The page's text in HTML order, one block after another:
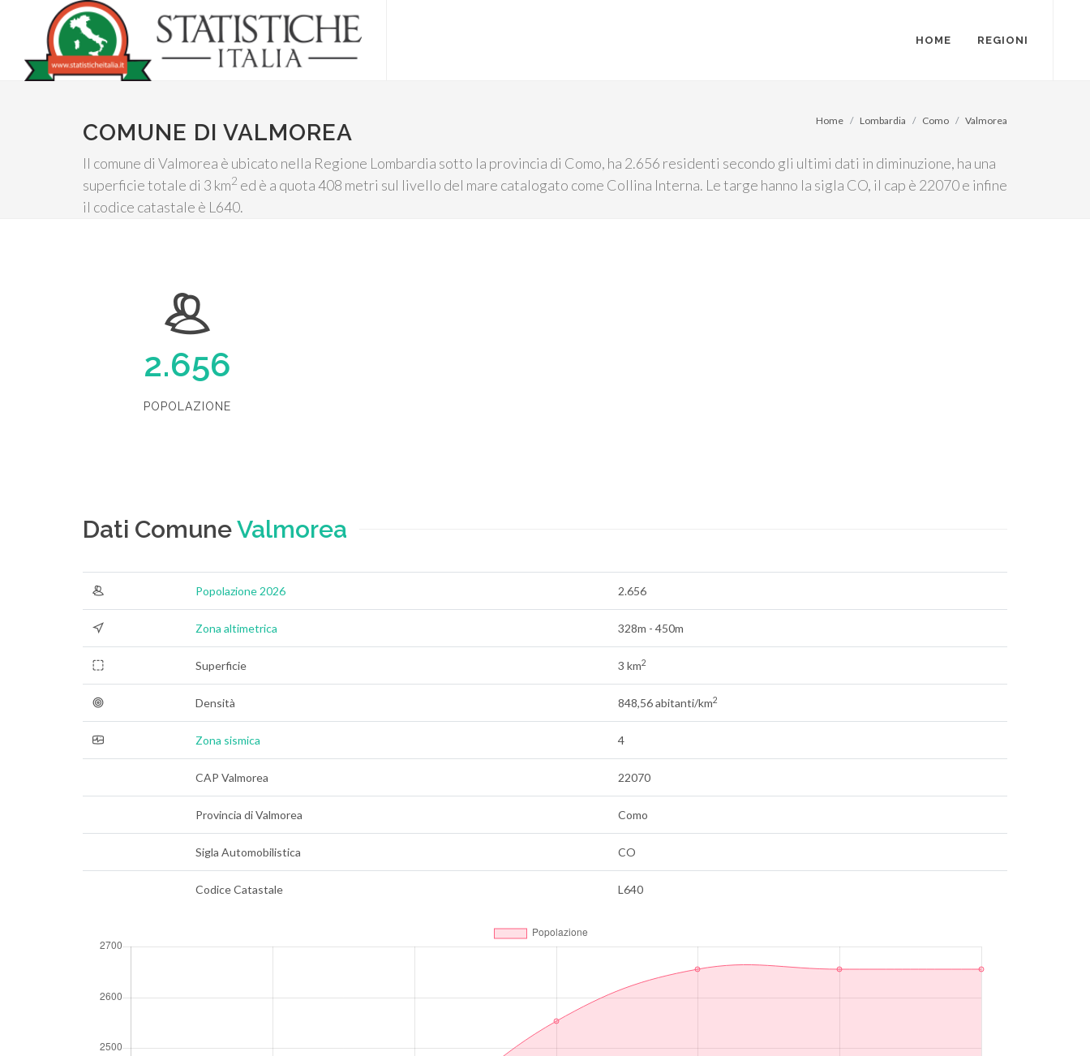
HOME REGIONI
COMUNE DI VALMOREA
Il comune di Valmorea è ubicato nella Regione Lombardia sotto la provincia di Como, ha 2.656 residenti secondo gli ultimi dati in diminuzione, ha una
superficie totale di 3 km2 ed è a quota 408 metri sul livello del mare catalogato come Collina Interna. Le targe hanno la sigla CO, il cap è 22070 e infine
il codice catastale è L640.
Home Lombardia Como Valmorea
2.656
POPOLAZIONE
Dati ComuneValmorea
Popolazione 2026 2.656
Zona altimetrica 328m - 450m
Superficie 3 km2
Densità 848,56 abitanti/km2
Zona sismica 4
CAP Valmorea 22070
Provincia di Valmorea Como
Sigla Automobilistica CO
Codice Catastale L640